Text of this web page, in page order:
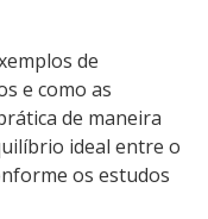
de
e como as
de maneira
ideal entre o
os estudos